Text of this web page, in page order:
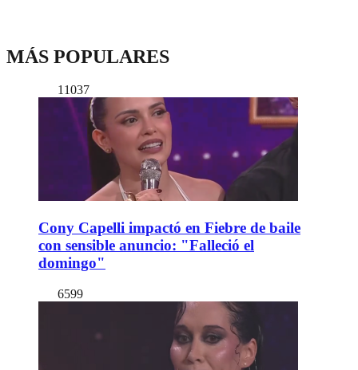
MÁS POPULARES
11037
Cony Capelli impactó en Fiebre de baile
con sensible anuncio: "Falleció el
domingo"
6599